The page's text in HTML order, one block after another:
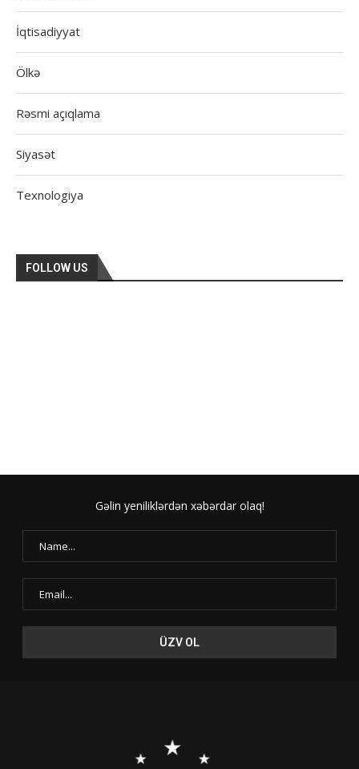
İqtisadiyyat
Ölkə
Rəsmi açıqlama
Siyasət
Texnologiya
FOLLOW US
Gəlin yeniliklərdən xəbərdar olaq!